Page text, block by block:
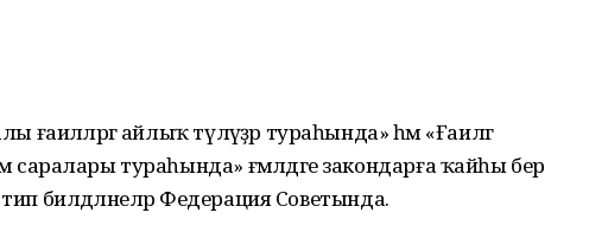
айлыҡ түләүҙәр тураһында» һәм «Ғаиләгә
саралары тураһында» ғәмәлдәге закондарға ҡайһы бер
тип билдәләнеләр Федерация Советында.